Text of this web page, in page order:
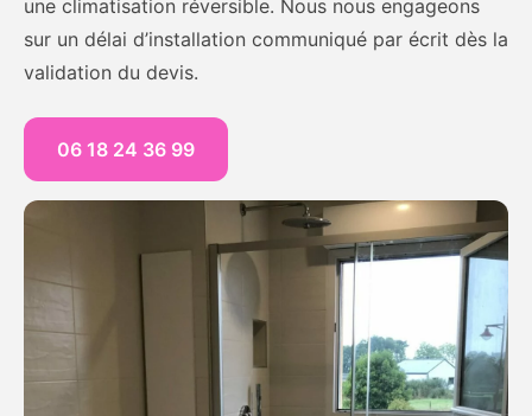
une climatisation réversible. Nous nous engageons
sur un délai d’installation communiqué par écrit dès la
validation du devis.
06 18 24 36 99